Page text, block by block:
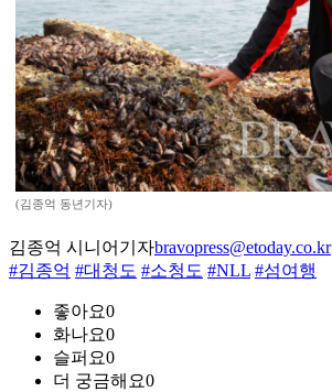
(김종억 동년기자)
김종억 시니어기자bravopress@etoday.co.kr
#김종억 #대청도 #소청도 #NLL #섬여행
좋아요0
화나요0
슬퍼요0
더 궁금해요0